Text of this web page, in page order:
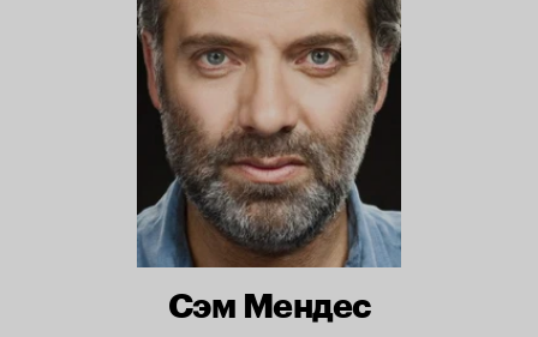
Сэм Мендес